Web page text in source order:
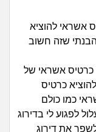
כאן?
כרטיס אשראי להוציא
הבנתי שזה חשוב
כרטיס אשראי של
כרטיס
כמו כולם
לפגוע לי בדירוג
את דירוג